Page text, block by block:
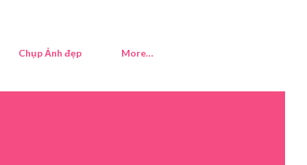
Chụp Ảnh đẹp More…